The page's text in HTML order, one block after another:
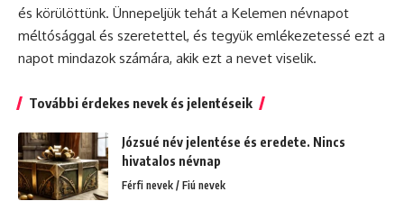
és körülöttünk. Ünnepeljük tehát a Kelemen névnapot
méltósággal és szeretettel, és tegyük emlékezetessé ezt a
napot mindazok számára, akik ezt a nevet viselik.
További érdekes nevek és jelentéseik
Józsué név jelentése és eredete. Nincs
hivatalos névnap
Férfi nevek / Fiú nevek